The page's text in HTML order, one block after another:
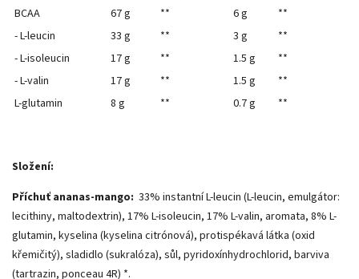
BCAA
67 g ** 6 g
**
- L-leucin
33 g ** 3 g
**
- L-isoleucin
17 g ** 1.5 g
**
- L-valin
17 g ** 1.5 g
**
L-glutamin
8 g ** 0.7 g **
Složení:
Příchuť ananas-mango: 33% instantní L-leucin (L-leucin, emulgátor:
lecithiny, maltodextrin), 17% L-isoleucin, 17% L-valin, aromata, 8% L-
glutamin, kyselina (kyselina citrónová), protispékavá látka (oxid
křemičitý), sladidlo (sukralóza), sůl, pyridoxínhydrochlorid, barviva
(tartrazin, ponceau 4R) *.